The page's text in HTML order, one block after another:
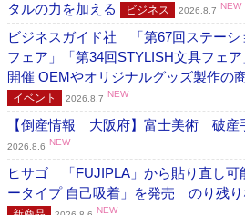
タルの力を加える
ビジネス 2026.8.7 NEW
ビジネスガイド社 「第67回ステーシ
フェア」「第34回STYLISH文具フェ
開催 OEMやオリジナルグッズ製作の
イベント 2026.8.7 NEW
【倒産情報 大阪府】富士美術 破産
2026.8.6 NEW
ヒサゴ 「FUJIPLA」から貼り直し可
ータイプ 自己吸着」を発売 のり残
NEW